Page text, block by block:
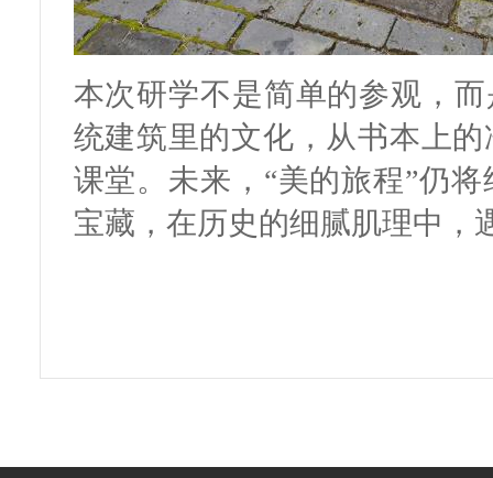
本次研学不是简单的参观，
统建筑里的文化，从书本上
课堂。未来，“美的旅程”仍
宝藏，在历史的细腻肌理中，